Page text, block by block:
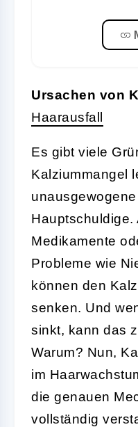
Ursachen von
Haarausfall
Es gibt viele
Kalziummangel
Hauptschuldige.
Medikamente
Probleme wie
können den
senken. Und
sinkt, kann das
Warum? Nun,
im
die genauen
vollständig